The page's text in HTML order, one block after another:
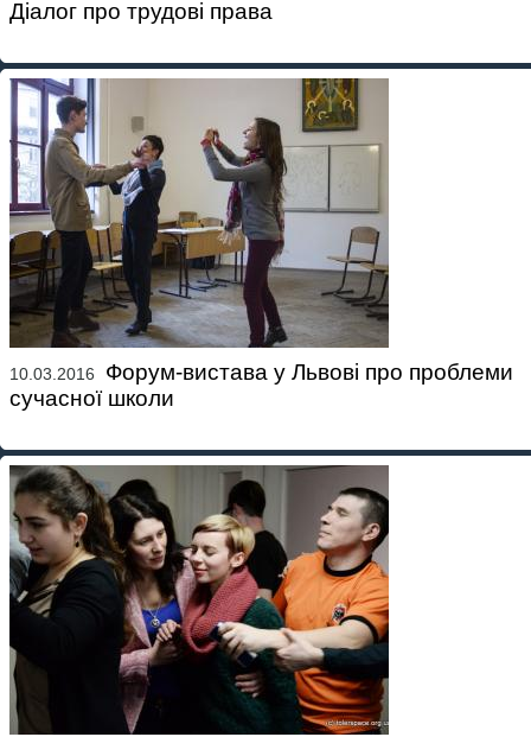
Діалог про трудові права
10.03.2016
Форум-вистава у Львові про проблеми
сучасної школи